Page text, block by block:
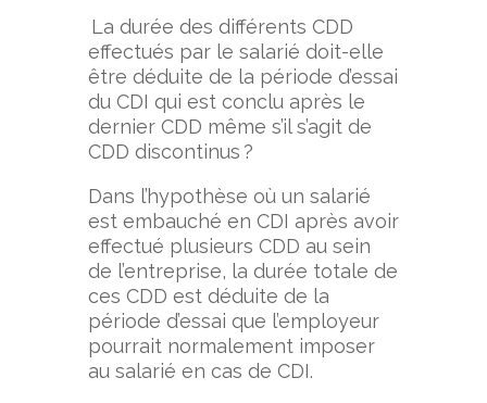
La durée des différents CDD
effectués par le salarié doit-elle
être déduite de la période d’essai
du CDI qui est conclu après le
dernier CDD même s’il s’agit de
CDD discontinus ?
Dans l’hypothèse où un salarié
est embauché en CDI après avoir
effectué plusieurs CDD au sein
de l’entreprise, la durée totale de
ces CDD est déduite de la
période d’essai que l’employeur
pourrait normalement imposer
au salarié en cas de CDI.